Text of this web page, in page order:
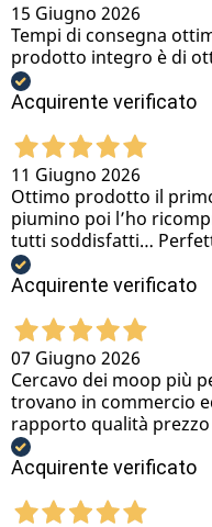
15 Giugno 2026
Tempi di consegna
prodotto integro è di
Acquirente verificato
11 Giugno 2026
Ottimo prodotto il
piumino poi l’ho
tutti soddisfatti…
Acquirente verificato
07 Giugno 2026
Cercavo dei moop più
trovano in commercio
rapporto qualità prezzo
Acquirente verificato